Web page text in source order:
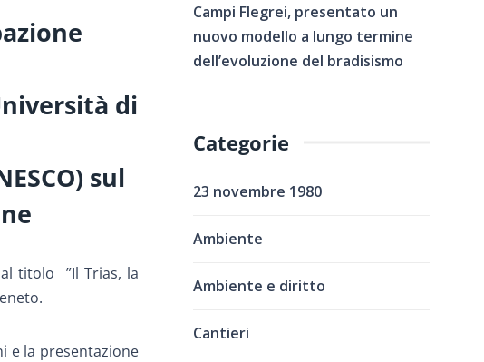
di
sul
titolo
”Il Trias, la
e la presentazione
Campi Flegrei, presentato un
nuovo modello a lungo termine
dell’evoluzione del bradisismo
Categorie
23 novembre 1980
Ambiente
Ambiente e diritto
Cantieri